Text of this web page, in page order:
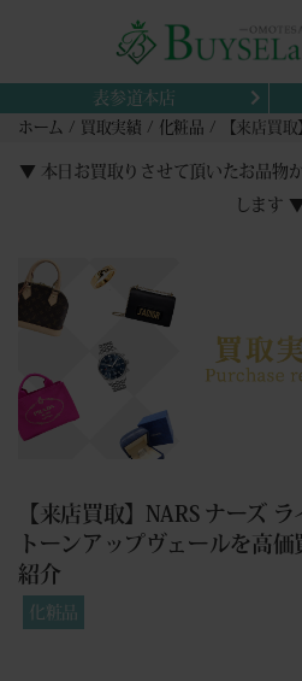
表参道本店
ホーム 買取実績 化粧品
▼ 本日お買取りさせて頂いたお品物
します
【来店買取】NARS ナーズ
トーンアップヴェールを高
紹介
化粧品